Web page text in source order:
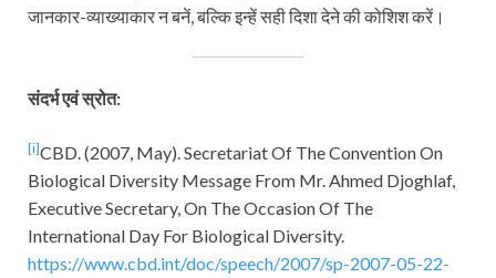
जानकार-व्याख्याकार न बनें, बल्कि इन्हें सही दिशा देने की कोशिश करें।
संदर्भ एवं स्रोत:
[i]CBD. (2007, May). Secretariat Of The Convention On
Biological Diversity Message From Mr. Ahmed Djoghlaf,
Executive Secretary, On The Occasion Of The
International Day For Biological Diversity.
https://www.cbd.int/doc/speech/2007/sp-2007-05-22-